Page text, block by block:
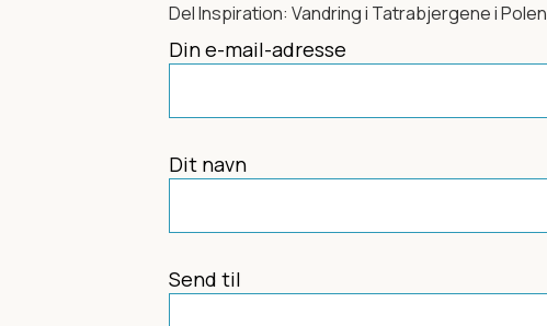
DelInspiration: Vandring i Tatrabjergene i Polen
Din e-mail-adresse
Dit navn
Send til